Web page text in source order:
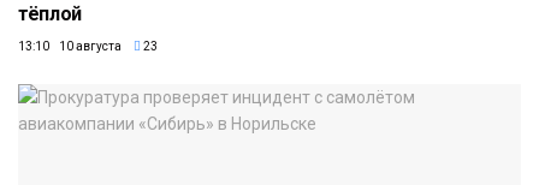
тёплой
13:10 10 августа 23